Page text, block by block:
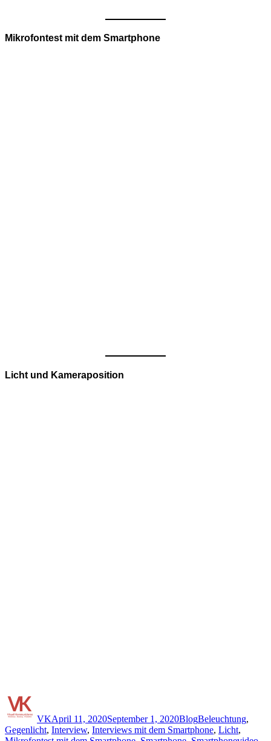
Mikrofontest mit dem Smartphone
Licht und Kameraposition
VKApril 11, 2020September 1, 2020BlogBeleuchtung,
Gegenlicht, Interview, Interviews mit dem Smartphone, Licht,